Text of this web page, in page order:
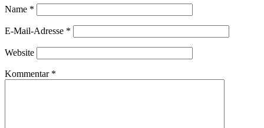
Name *
E-Mail-Adresse *
Website
Kommentar *